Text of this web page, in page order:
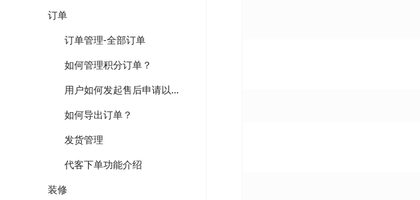
订单
订单管理-全部订单
如何管理积分订单？
用户如何发起售后申请以及后台操作流程
如何导出订单？
发货管理
代客下单功能介绍
装修